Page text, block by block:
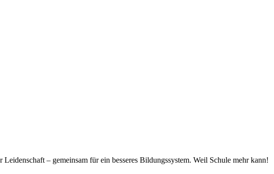
– gemeinsam für ein besseres Bildungssystem. Weil Schule mehr kann!